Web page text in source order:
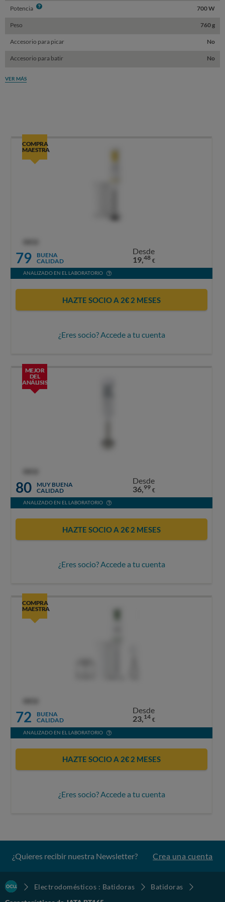
Potencia Info 700 W
Peso 760 g
Accesorio para picar No
Accesorio para batir No
VER MÁS
COMPRA
MAESTRA
79
BUENA
CALIDAD
Desde
19,48 €
ANALIZADO EN EL LABORATORIO
HAZTE SOCIO A 2€ 2 MESES
¿Eres socio? Accede a tu cuenta
MEJOR
DEL
ANÁLISIS
80
MUY BUENA
CALIDAD
Desde
36,99 €
ANALIZADO EN EL LABORATORIO
HAZTE SOCIO A 2€ 2 MESES
¿Eres socio? Accede a tu cuenta
COMPRA
MAESTRA
72
BUENA
CALIDAD
Desde
23,14 €
ANALIZADO EN EL LABORATORIO
HAZTE SOCIO A 2€ 2 MESES
¿Eres socio? Accede a tu cuenta
¿Quieres recibir nuestra Newsletter? Crea una cuenta
Electrodomésticos : Batidoras
Batidoras